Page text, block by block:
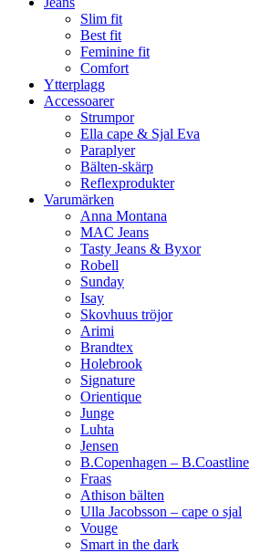
Slim fit
Best fit
Feminine fit
Comfort
Ytterplagg
Accessoarer
Strumpor
Ella cape & Sjal Eva
Paraplyer
Bälten-skärp
Reflexprodukter
Varumärken
Anna Montana
MAC Jeans
Tasty Jeans & Byxor
Robell
Sunday
Isay
Skovhuus tröjor
Arimi
Brandtex
Holebrook
Signature
Orientique
Junge
Luhta
Jensen
B.Copenhagen – B.Coastline
Fraas
Athison bälten
Ulla Jacobsson – cape o sjal
Vouge
Smart in the dark